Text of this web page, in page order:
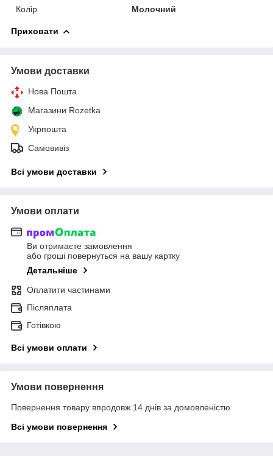
Колір
Молочний
Приховати
Умови доставки
Нова Пошта
Магазини Rozetka
Укрпошта
Самовивіз
Всі умови доставки
Умови оплати
Ви отримаєте замовлення
або гроші повернуться на вашу картку
Детальніше
Оплатити частинами
Післяплата
Готівкою
Всі умови оплати
Умови повернення
Повернення товару впродовж 14 днів за домовленістю
Всі умови повернення